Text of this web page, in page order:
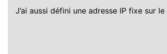
J’ai aussi défini une adresse IP fixe sur